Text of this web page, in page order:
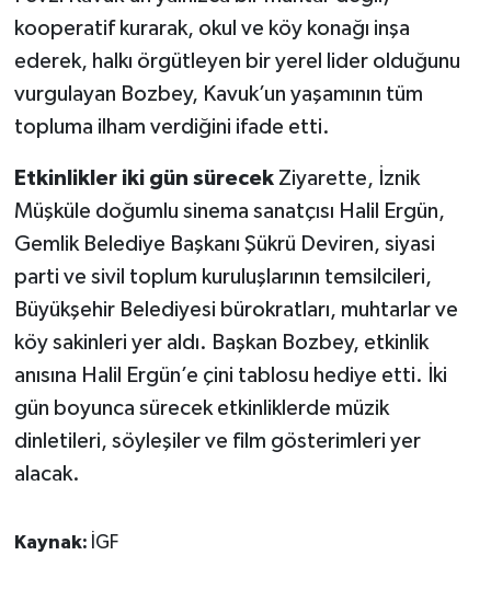
kooperatif kurarak, okul ve köy konağı inşa
ederek, halkı örgütleyen bir yerel lider olduğunu
vurgulayan Bozbey, Kavuk’un yaşamının tüm
topluma ilham verdiğini ifade etti.
Etkinlikler iki gün sürecekZiyarette, İznik
Müşküle doğumlu sinema sanatçısı Halil Ergün,
Gemlik Belediye Başkanı Şükrü Deviren, siyasi
parti ve sivil toplum kuruluşlarının temsilcileri,
Büyükşehir Belediyesi bürokratları, muhtarlar ve
köy sakinleri yer aldı. Başkan Bozbey, etkinlik
anısına Halil Ergün’e çini tablosu hediye etti. İki
gün boyunca sürecek etkinliklerde müzik
dinletileri, söyleşiler ve film gösterimleri yer
alacak.
Kaynak: İGF